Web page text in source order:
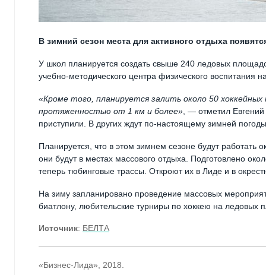
В зимний сезон места для активного отдыха
У школ планируется создать свыше 240 ледовых
учебно-методического центра физического воспитания
«Кроме того, планируется залить около 50
протяженностью от 1 км и более» , — отметил
приступили. В других ждут по-настоящему зимней
Планируется, что в этом зимнем сезоне будут
они будут в местах массового отдыха. Подготовлено
теперь тюбинговые трассы. Откроют их в Лиде и в
На зиму запланировано проведение массовых
биатлону, любительские турниры по хоккею на ледовых
Источник: БЕЛТА
«Бизнес-Лида», 2018.